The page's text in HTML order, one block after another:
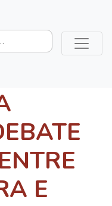
E